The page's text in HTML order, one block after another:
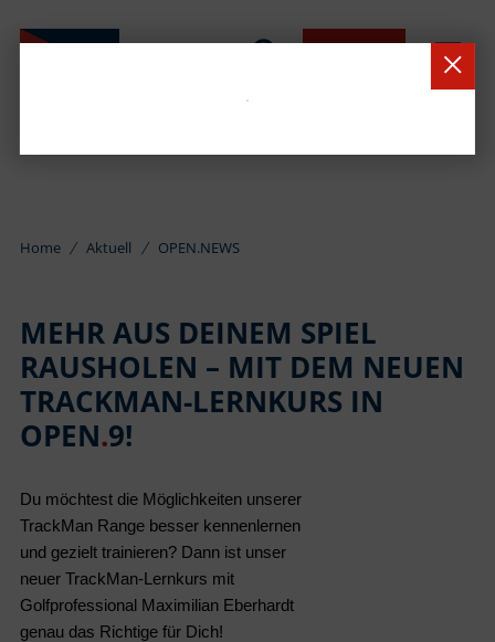
Home Aktuell OPEN.NEWS
MEHR AUS DEINEM SPIEL
RAUSHOLEN – MIT DEM NEUEN
TRACKMAN-LERNKURS IN
OPEN.9!
Du möchtest die Möglichkeiten unserer
TrackMan Range besser kennenlernen
und gezielt trainieren? Dann ist unser
neuer TrackMan-Lernkurs mit
Golfprofessional Maximilian Eberhardt
genau das Richtige für Dich!